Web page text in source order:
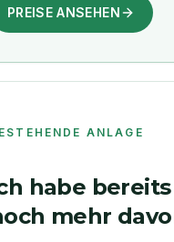
PREISE ANSEHEN
ANLAGE
habe
mehr